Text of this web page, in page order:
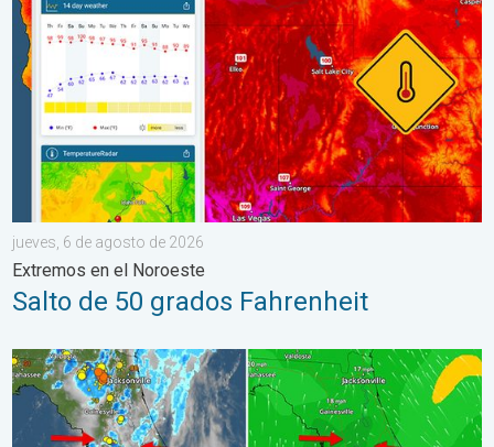
jueves, 6 de agosto de 2026
Extremos en el Noroeste
Salto de 50 grados Fahrenheit
Así se forman los aguaceros de hoy. Típico de Florida. . .